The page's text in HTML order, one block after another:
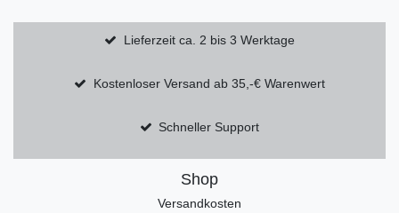
Lieferzeit ca. 2 bis 3 Werktage
Kostenloser Versand ab 35,-€ Warenwert
Schneller Support
Shop
Versandkosten